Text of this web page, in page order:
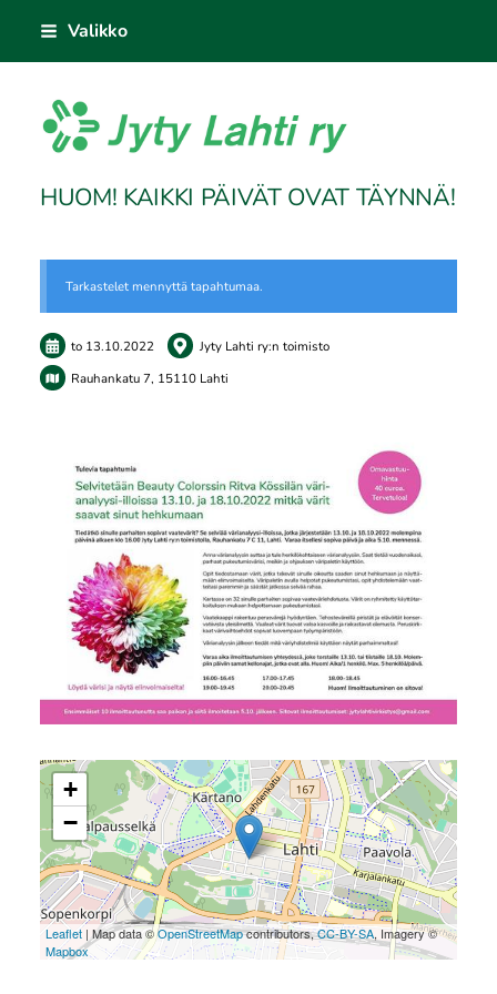
sisältöön
Valikko
Jyty Lahti ry
HUOM! KAIKKI PÄIVÄT OVAT TÄYNNÄ!
Tarkastelet mennyttä tapahtumaa.
to 13.10.2022
Jyty Lahti ry:n toimisto
Rauhankatu 7, 15110 Lahti
+
−
Leaflet| Map data ©OpenStreetMapcontributors,CC-BY-SA, Imagery ©
Mapbox